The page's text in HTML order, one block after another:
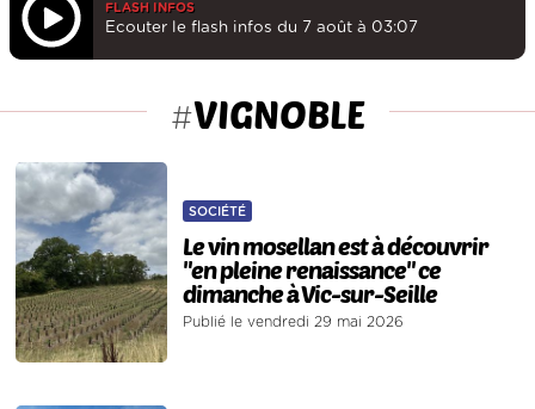
FLASH INFOS
Ecouter le flash infos du 7 août à 03:07
#VIGNOBLE
SOCIÉTÉ
Le vin mosellan est à découvrir
"en pleine renaissance" ce
dimanche à Vic-sur-Seille
Publié le vendredi 29 mai 2026